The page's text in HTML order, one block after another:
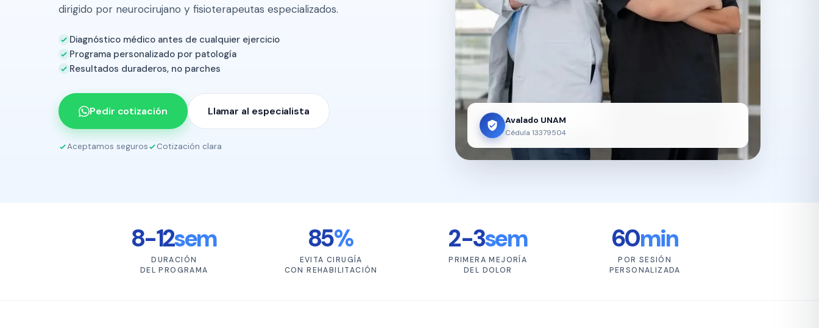
dirigido por neurocirujano y fisioterapeutas especializados.
Diagnóstico médico antes de cualquier ejercicio
Programa personalizado por patología
Resultados duraderos, no parches
Pedir cotización Llamar al especialista
Aceptamos seguros Cotización clara
Avalado UNAM
Cédula 13379504
8-12sem
DURACIÓN
DEL PROGRAMA
85%
EVITA CIRUGÍA
CON REHABILITACIÓN
2-3sem
PRIMERA MEJORÍA
DEL DOLOR
60min
POR SESIÓN
PERSONALIZADA